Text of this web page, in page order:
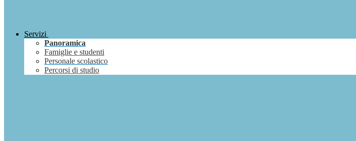
Servizi
Panoramica
Famiglie e studenti
Personale scolastico
Percorsi di studio